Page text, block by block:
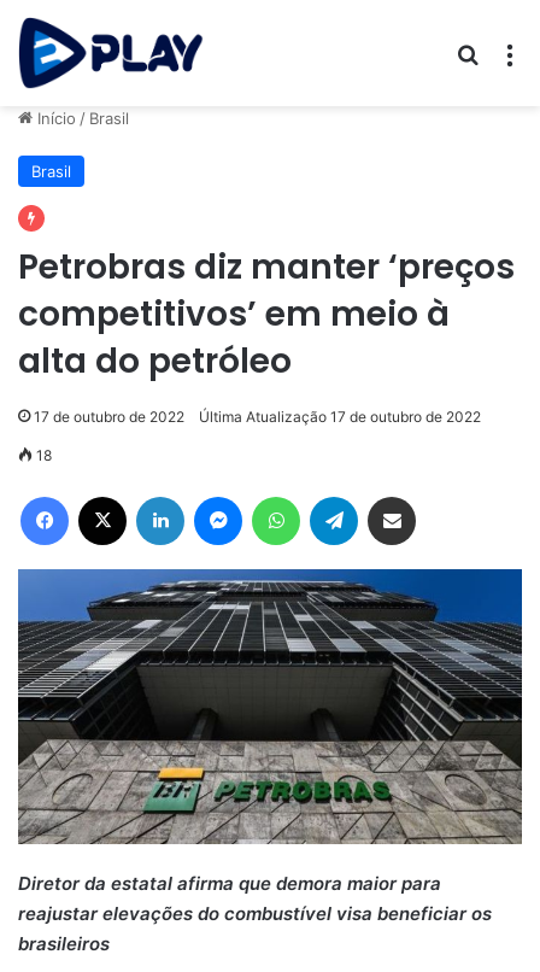
Início / Brasil
Brasil
Petrobras diz manter ‘preços
competitivos’ em meio à
alta do petróleo
17 de outubro de 2022 Última Atualização 17 de outubro de 2022
18
Facebook Linkedin MessengerWhatsAppTelegram
Diretor da estatal afirma que demora maior para
reajustar elevações do combustível visa beneficiar os
brasileiros